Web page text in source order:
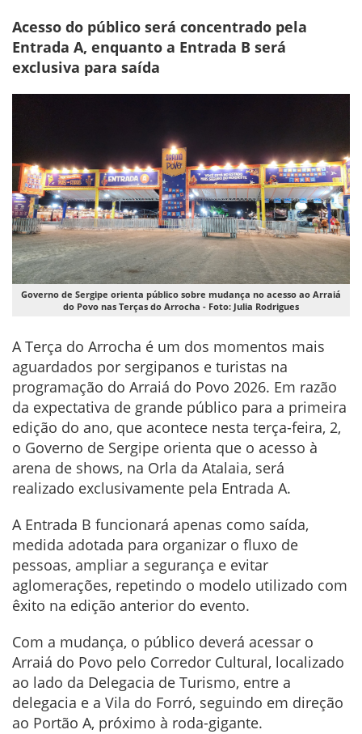
Acesso do público será concentrado pela
Entrada A, enquanto a Entrada B será
exclusiva para saída
Governo de Sergipe orienta público sobre mudança no acesso ao Arraiá
do Povo nas Terças do Arrocha - Foto: Julia Rodrigues
A Terça do Arrocha é um dos momentos mais
aguardados por sergipanos e turistas na
programação do Arraiá do Povo 2026. Em razão
da expectativa de grande público para a primeira
edição do ano, que acontece nesta terça-feira, 2,
o Governo de Sergipe orienta que o acesso à
arena de shows, na Orla da Atalaia, será
realizado exclusivamente pela Entrada A.
A Entrada B funcionará apenas como saída,
medida adotada para organizar o fluxo de
pessoas, ampliar a segurança e evitar
aglomerações, repetindo o modelo utilizado com
êxito na edição anterior do evento.
Com a mudança, o público deverá acessar o
Arraiá do Povo pelo Corredor Cultural, localizado
ao lado da Delegacia de Turismo, entre a
delegacia e a Vila do Forró, seguindo em direção
ao Portão A, próximo à roda-gigante.